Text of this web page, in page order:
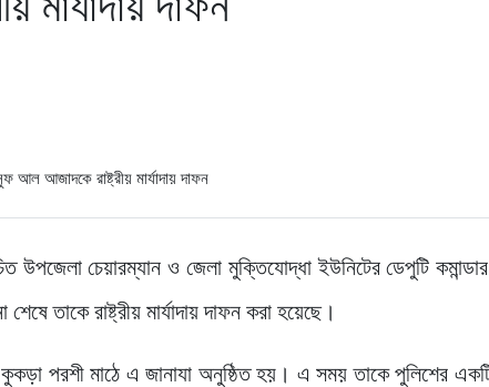
উপজেলা চেয়ারম্যান ও জেলা মুক্তিযোদ্ধা ইউনিটের ডেপুটি
তাকে রাষ্ট্রীয় মার্যাদায় দাফন করা হয়েছে।
কুকড়া পরশী মাঠে এ জানাযা অনুষ্ঠিত হয়। এ সময় তাকে পুলিশের